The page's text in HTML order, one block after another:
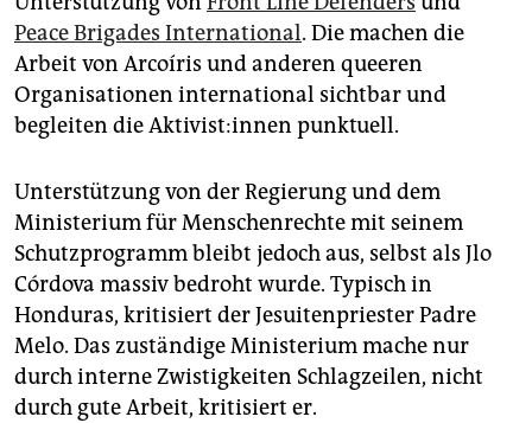
Peace Brigades International. Die machen die
Arbeit von Arcoíris und anderen queeren
Organisationen international sichtbar und
begleiten die Ak­ti­vis­t:in­nen punktuell.
Unterstützung von der Regierung und dem
Ministerium für Menschenrechte mit seinem
Schutzprogramm bleibt jedoch aus, selbst als Jlo
Córdova massiv bedroht wurde. Typisch in
Honduras, kritisiert der Jesuitenpriester Padre
Melo. Das zuständige Ministerium mache nur
durch interne Zwistigkeiten Schlagzeilen, nicht
durch gute Arbeit, kritisiert er.